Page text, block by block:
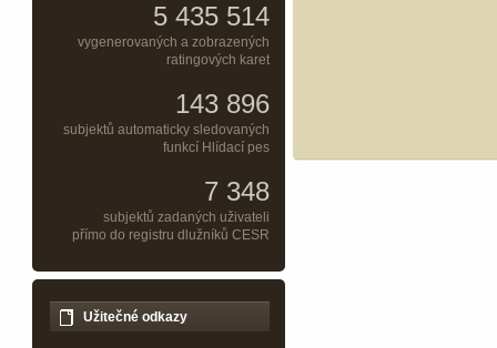
5 435 514
vygenerovaných a zobrazených
ratingových karet
143 896
subjektů automaticky sledovaných
funkcí Hlídací pes
7 348
subjektů zadaných uživateli
přímo do registru dlužníků CESR
Užitečné odkazy